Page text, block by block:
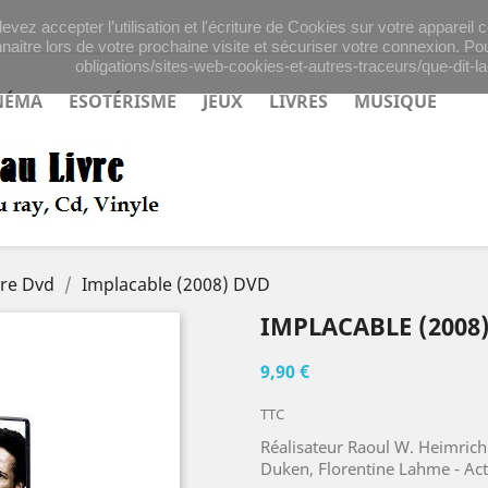
accepter l’utilisation et l'écriture de Cookies sur votre
lors de votre prochaine visite et sécuriser votre connexion.
obligations/sites-web-cookies-et-autres-traceurs/que-dit-
ESOTÉRISME JEUX LIVRES MUSIQUE
Dvd Implacable (2008) DVD
IMPLACABLE
9,90 €
TTC
Réalisateur Raoul W.
Duken, Florentine Lahme -